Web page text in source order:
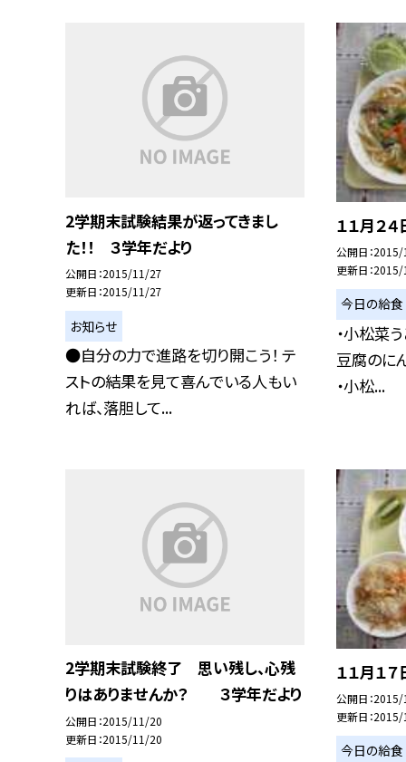
2学期末試験結果が返ってきまし
た！！ ３学年だより
公開日 2015/11/27
更新日 2015/11/27
お知らせ
●自分の力で進路を切り開こう！ テ
ストの結果を見て喜んでいる人もい
れば、落胆して...
１１月２４
公開日
更新日
今日の給食
・小松菜
豆腐のに
・小松...
2学期末試験終了 思い残し、心残
りはありませんか？ ３学年だより
公開日 2015/11/20
更新日 2015/11/20
１１月１７
公開日
更新日
今日の給食